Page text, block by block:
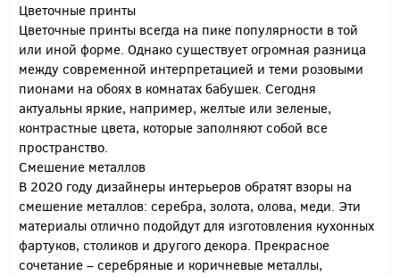
Цветочные принты
Цветочные принты всегда на пике популярности в той
или иной форме. Однако существует огромная разница
между современной интерпретацией и теми розовыми
пионами на обоях в комнатах бабушек. Сегодня
актуальны яркие, например, желтые или зеленые,
контрастные цвета, которые заполняют собой все
пространство.
Смешение металлов
В 2020 году дизайнеры интерьеров обратят взоры на
смешение металлов: серебра, золота, олова, меди. Эти
материалы отлично подойдут для изготовления кухонных
фартуков, столиков и другого декора. Прекрасное
сочетание – серебряные и коричневые металлы,